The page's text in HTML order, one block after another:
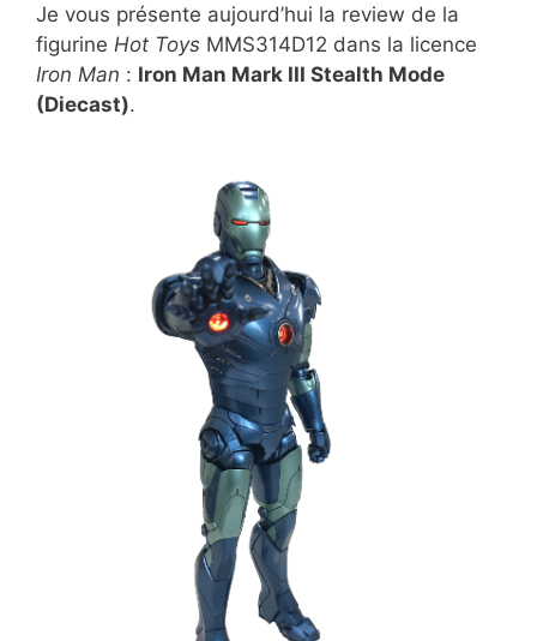
Je vous présente aujourd’hui la review de la
figurine Hot Toys MMS314D12 dans la licence
Iron Man : Iron Man Mark III Stealth Mode
(Diecast).